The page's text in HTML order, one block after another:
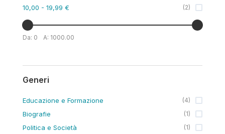
10,00 - 19,99 € (2)
Da: 0 A: 1000.00
Generi
Educazione e Formazione (4)
Biografie (1)
Politica e Società (1)